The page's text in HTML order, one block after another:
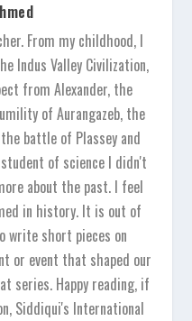
From my childhood, I
Indus Valley Civilization,
from Alexander, the
of Aurangazeb, the
battle of Plassey and
of science I didn't
about the past. I feel
in history. It is out of
write short pieces on
or event that shaped our
series. Happy reading, if
Siddiqui's International